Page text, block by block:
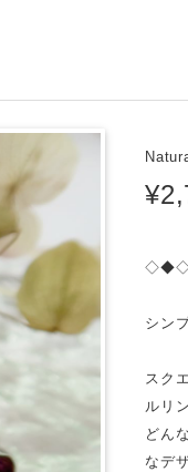
シン
スク
ルリ
どん
なデ